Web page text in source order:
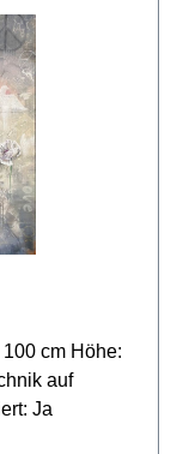
cm Höhe:
auf
Ja